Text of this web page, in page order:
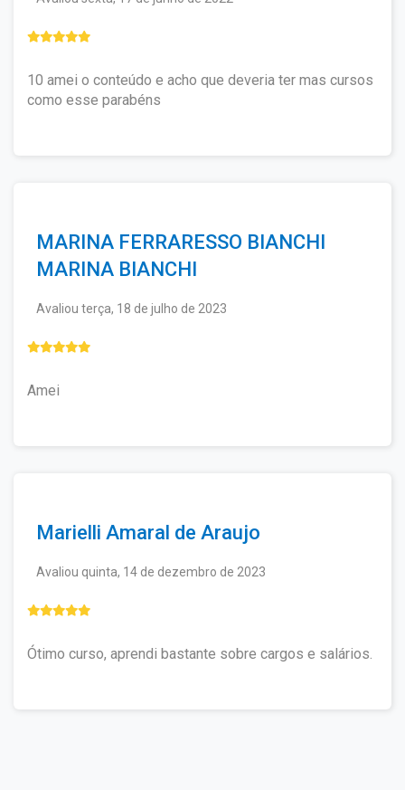
Não haverá bloqueio ou restrição de
certificado.
contato@ewcursos.com.br
custo de envio.
10 amei o conteúdo e acho que deveria ter mas cursos
como esse parabéns
MARINA FERRARESSO BIANCHI
MARINA BIANCHI
Avaliou terça, 18 de julho de 2023
Amei
Marielli Amaral de Araujo
Avaliou quinta, 14 de dezembro de 2023
Ótimo curso, aprendi bastante sobre cargos e salários.